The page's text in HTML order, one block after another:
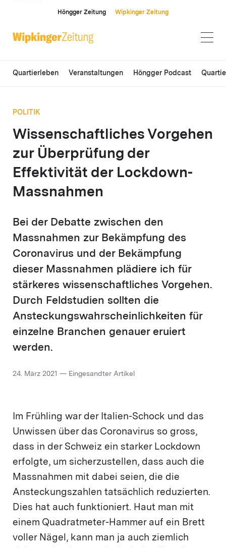
Höngger Zeitung Wipkinger Zeitung
Quartierleben Veranstaltungen Höngger Podcast
POLITIK
Wissenschaftliches Vorgehen
zur Überprüfung der
Effektivität der Lockdown-
Massnahmen
Bei der Debatte zwischen den
Massnahmen zur Bekämpfung des
Coronavirus und der Bekämpfung
dieser Massnahmen plädiere ich für
stärkeres wissenschaftliches Vorgehen.
Durch Feldstudien sollten die
Ansteckungswahrscheinlichkeiten für
einzelne Branchen genauer eruiert
werden.
24. März 2021 — Eingesandter Artikel
Im Frühling war der Italien-Schock und das
Unwissen über das Coronavirus so gross,
dass in der Schweiz ein starker Lockdown
erfolgte, um sicherzustellen, dass auch die
Massnahmen mit dabei seien, die die
Ansteckungszahlen tatsächlich reduzierten.
Dies hat auch funktioniert. Haut man mit
einem Quadratmeter-Hammer auf ein Brett
voller Nägel, kann man ja auch ziemlich